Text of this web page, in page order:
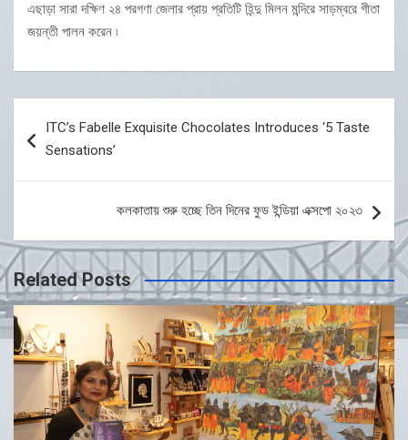
এছাড়া সারা দক্ষিণ ২৪ পরগণা জেলার প্রায় প্রতিটি হিন্দু মিলন মন্দিরে সাড়ম্বরে গীতা
জয়ন্তী পালন করেন ৷
navigation
ITC’s Fabelle Exquisite Chocolates Introduces ‘5 Taste
Sensations’
কলকাতায় শুরু হচ্ছে তিন দিনের ফুড ইন্ডিয়া এক্সপো ২০২৩
Related Posts